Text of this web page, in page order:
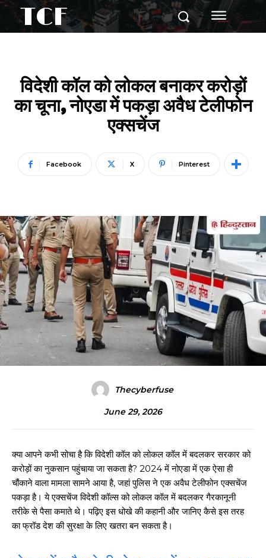
TCF
विदेशी कॉल को लोकल बनाकर करोड़ों
का चूना, नोएडा में पकड़ा अवैध टेलीफोन
एक्सचेंज
Facebook X Pinterest
Thecyberfuse
June 29, 2026
क्या आपने कभी सोचा है कि विदेशी कॉल को लोकल कॉल में बदलकर सरकार को
करोड़ों का नुकसान पहुंचाया जा सकता है? 2024 में नोएडा में एक ऐसा ही
चौंकाने वाला मामला सामने आया है, जहां पुलिस ने एक अवैध टेलीफोन एक्सचेंज
पकड़ा है। ये एक्सचेंज विदेशी कॉल्स को लोकल कॉल में बदलकर गैरकानूनी
तरीके से पैसा कमाते थे। पढ़िए इस धोखे की कहानी और जानिए कैसे इस तरह
का फ्रॉड देश की सुरक्षा के लिए खतरा बन सकता है।